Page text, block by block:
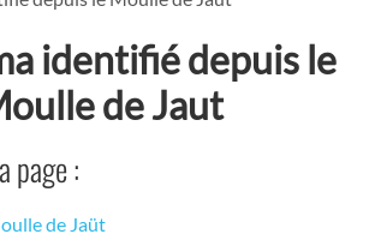
identifié depuis le
de Jaut
page :
de Jaüt